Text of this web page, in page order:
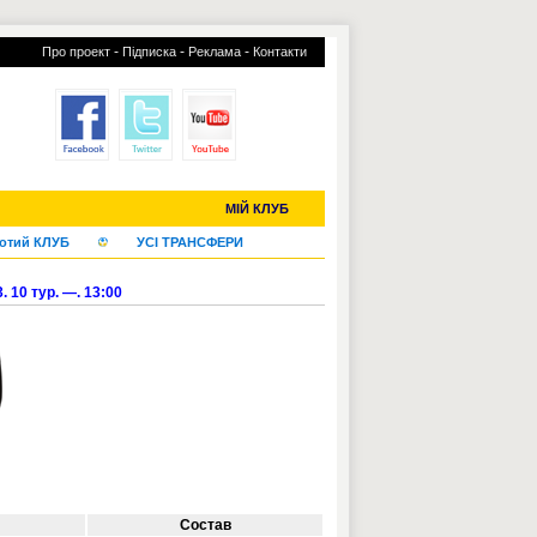
Про проект - Підписка - Реклама - Контакти
МІЙ КЛУБ
КЛУБ УСІ ТРАНСФЕРИ
10 тур. —. 13:00
Состав